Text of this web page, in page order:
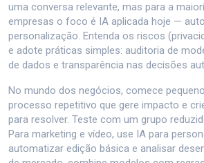
uma conversa relevante, mas para a
empresas o foco é IA aplicada hoje —
personalização. Entenda os riscos
e adote práticas simples: auditoria de
de dados e transparência nas decisões
No mundo dos negócios, comece
processo repetitivo que gere impacto e
para resolver. Teste com um grupo
Para marketing e vídeo, use IA para
automatizar edição básica e analisar